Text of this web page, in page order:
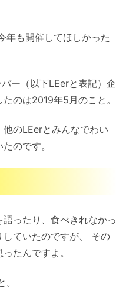
年も開催してほしかった
ー（以下LEerと表記）企
のは2019年5月のこと。
のLEerとみんなでわい
のです。
ったり、食べきれなかっ
ていたのですが、 その
たんですよ。